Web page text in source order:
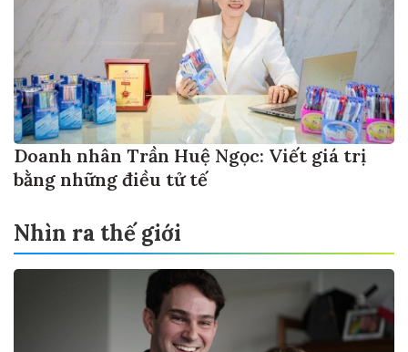
Doanh nhân Trần Huệ Ngọc: Viết giá trị
bằng những điều tử tế
Nhìn ra thế giới